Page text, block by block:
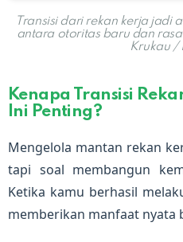
Transisi dari rekan kerja jadi
antara otoritas baru dan
Krukau /
Kenapa Transisi
Ini Penting?
Mengelola mantan rekan
tapi soal membangun
Ketika kamu berhasil
memberikan manfaat nyata